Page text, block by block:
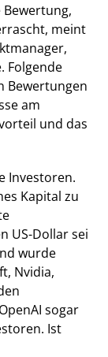
meint
Folgende
Bewertungen
am
und das
Investoren.
Kapital zu
US-Dollar sei
wurde
Nvidia,
sogar
Ist